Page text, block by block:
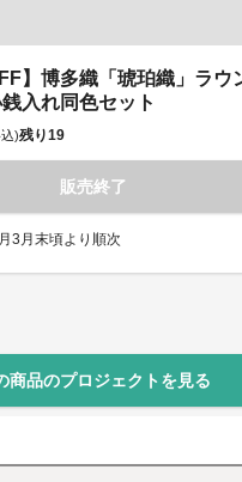
】博多織「琥珀織」ラウ
入れ同色セット
)残り19
販売終了
3月末頃より順次
商品のプロジェクトを見る